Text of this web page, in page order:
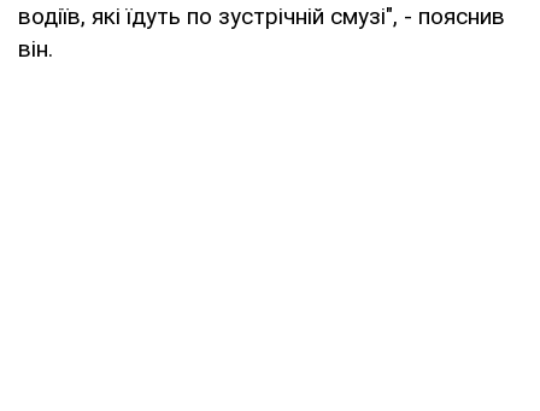
водіїв, які їдуть по зустрічній смузі", - пояснив
він.